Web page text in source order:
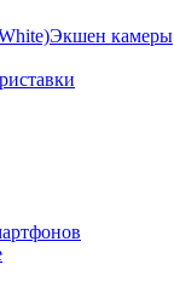
Экшен камеры